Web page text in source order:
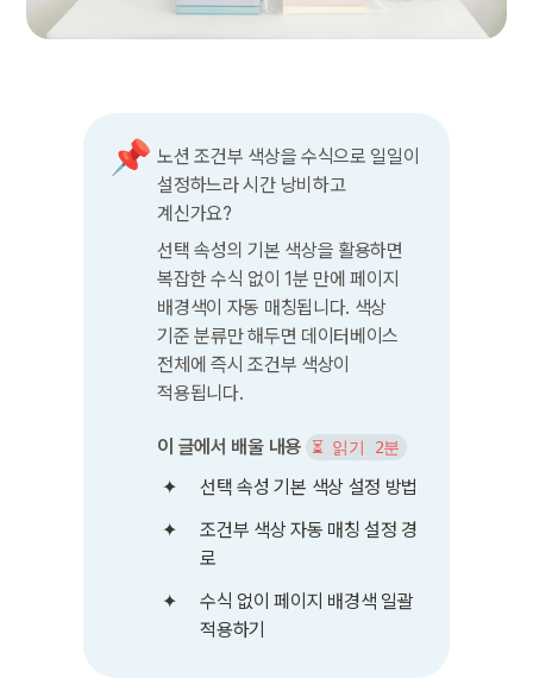
📌 노션 조건부 색상을 수식으로 일일이
설정하느라 시간 낭비하고
계신가요?
선택 속성의 기본 색상을 활용하면
복잡한 수식 없이 1분 만에 페이지
배경색이 자동 매칭됩니다. 색상
기준 분류만 해두면 데이터베이스
전체에 즉시 조건부 색상이
적용됩니다.
이 글에서 배울 내용 ⏳ 읽기 2분
선택 속성 기본 색상 설정 방법
조건부 색상 자동 매칭 설정 경
로
수식 없이 페이지 배경색 일괄
적용하기